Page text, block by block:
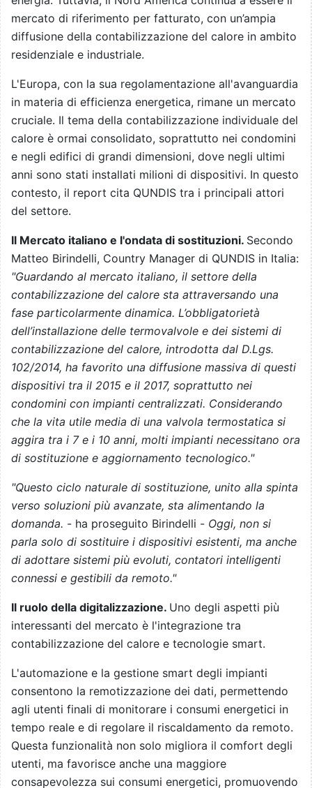
mercato di riferimento per fatturato, con un’ampia
diffusione della contabilizzazione del calore in ambito
residenziale e industriale.
L'Europa, con la sua regolamentazione all'avanguardia
in materia di efficienza energetica, rimane un mercato
cruciale. Il tema della contabilizzazione individuale del
calore è ormai consolidato, soprattutto nei condomini
e negli edifici di grandi dimensioni, dove negli ultimi
anni sono stati installati milioni di dispositivi. In questo
contesto, il report cita QUNDIS tra i principali attori
del settore.
Il Mercato italiano e l'ondata di sostituzioni. Secondo
Matteo Birindelli, Country Manager di QUNDIS in Italia:
"Guardando al mercato italiano, il settore della
contabilizzazione del calore sta attraversando una
fase particolarmente dinamica. L’obbligatorietà
dell’installazione delle termovalvole e dei sistemi di
contabilizzazione del calore, introdotta dal D.Lgs.
102/2014, ha favorito una diffusione massiva di questi
dispositivi tra il 2015 e il 2017, soprattutto nei
condomini con impianti centralizzati. Considerando
che la vita utile media di una valvola termostatica si
aggira tra i 7 e i 10 anni, molti impianti necessitano ora
di sostituzione e aggiornamento tecnologico."
"Questo ciclo naturale di sostituzione, unito alla spinta
verso soluzioni più avanzate, sta alimentando la
domanda. - ha proseguito Birindelli - Oggi, non si
parla solo di sostituire i dispositivi esistenti, ma anche
di adottare sistemi più evoluti, contatori intelligenti
connessi e gestibili da remoto."
Il ruolo della digitalizzazione. Uno degli aspetti più
interessanti del mercato è l'integrazione tra
contabilizzazione del calore e tecnologie smart.
L'automazione e la gestione smart degli impianti
consentono la remotizzazione dei dati, permettendo
agli utenti finali di monitorare i consumi energetici in
tempo reale e di regolare il riscaldamento da remoto.
Questa funzionalità non solo migliora il comfort degli
utenti, ma favorisce anche una maggiore
consapevolezza sui consumi energetici, promuovendo